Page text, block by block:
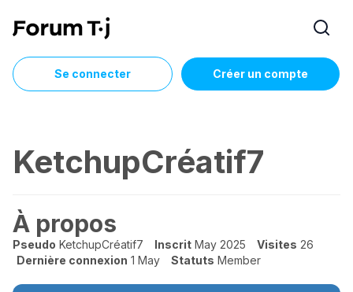
Se connecter Créer un compte
KetchupCréatif7
À propos
Pseudo KetchupCréatif7 Inscrit May 2025 Visites 26
Dernière connexion 1 May Statuts Member